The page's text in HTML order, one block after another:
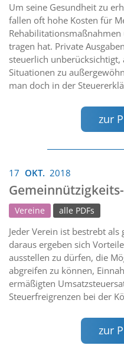
Um seine Gesundheit zu
fallen oft hohe Kosten für
tragen hat. Private
steuerlich
Situationen zu
man doch in der
zur
17 OKT. 2018
Vereine alle PDFs
Jeder Verein ist bestrebt
daraus ergeben sich
ausstellen zu dürfen, die
abgreifen zu können,
ermäßigten
Steuerfreigrenzen bei der
zur